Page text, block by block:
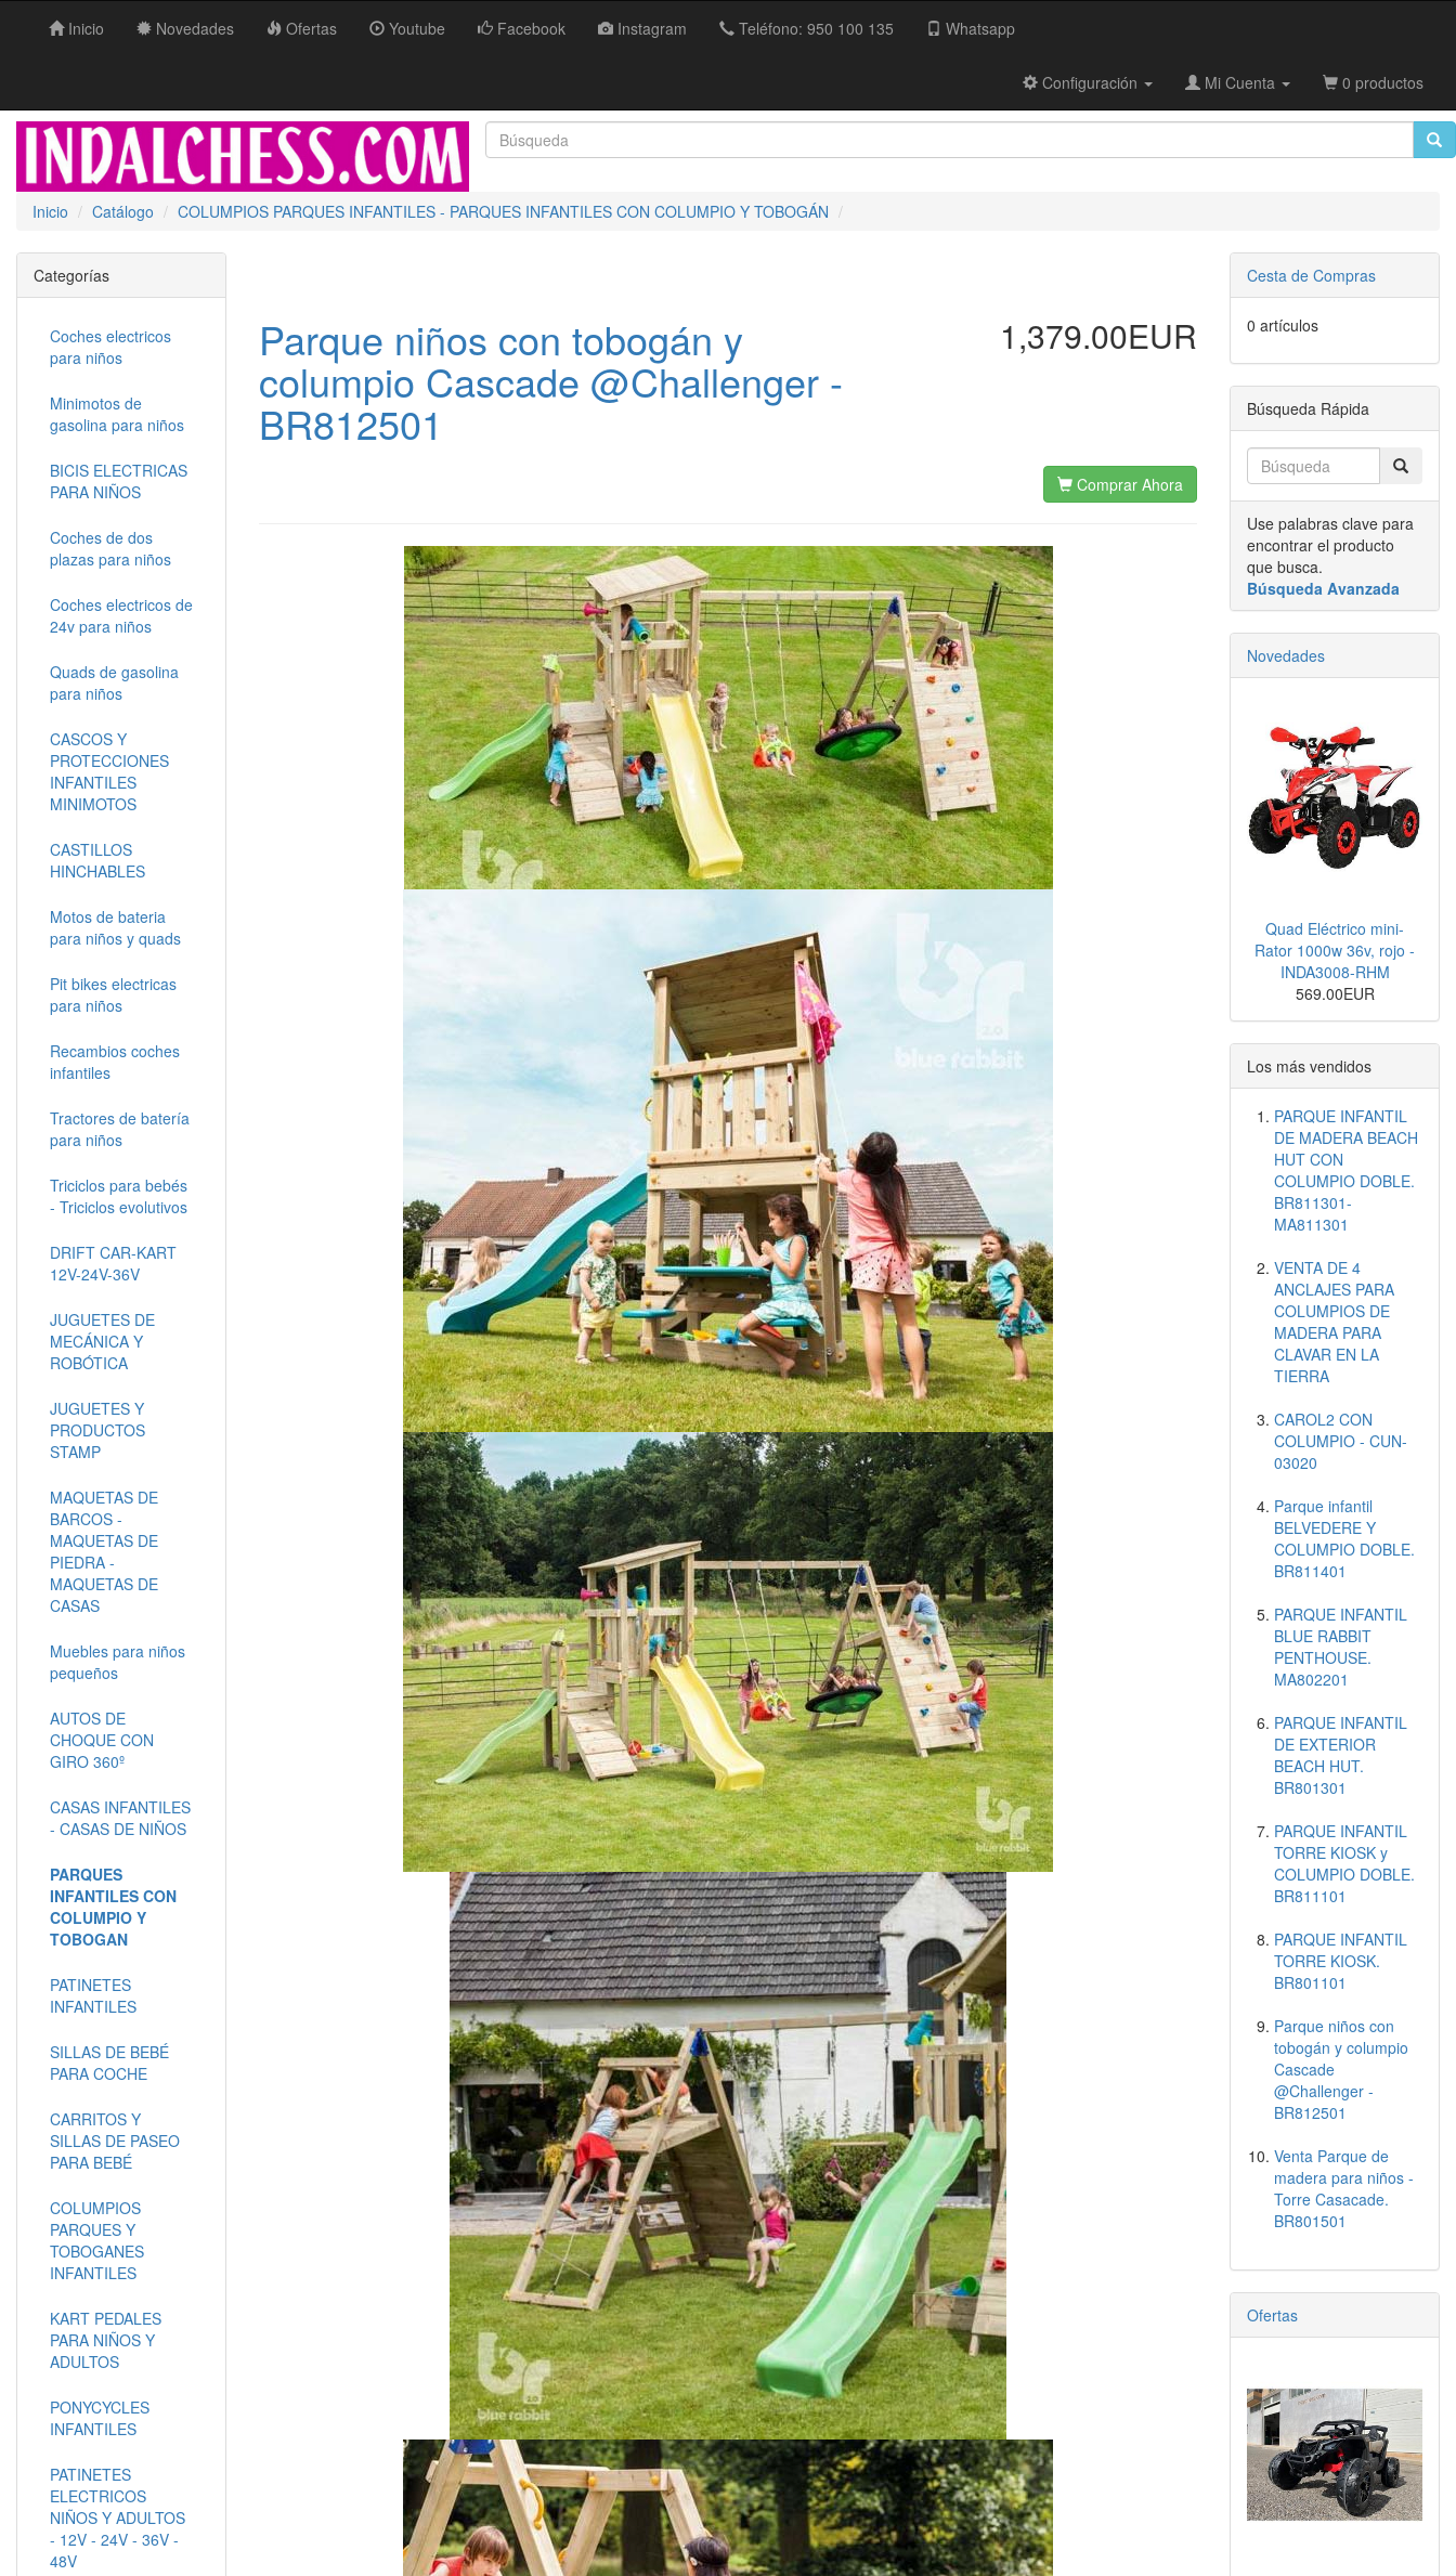
Inicio Novedades Ofertas Youtube Facebook Instagram Teléfono: 950 100 135 Whatsapp
Configuración Mi Cuenta 0 productos
Inicio Catálogo COLUMPIOS PARQUES INFANTILES - PARQUES INFANTILES CON COLUMPIO Y TOBOGÁN
Parque niños con tobogán y
columpio Cascade @Challenger -
BR812501
1,379.00EUR
Comprar Ahora
Categorías
Coches electricos
para niños
Minimotos de
gasolina para niños
BICIS ELECTRICAS
PARA NIÑOS
Coches de dos
plazas para niños
Coches electricos de
24v para niños
Quads de gasolina
para niños
CASCOS Y
PROTECCIONES
INFANTILES
MINIMOTOS
CASTILLOS
HINCHABLES
Motos de bateria
para niños y quads
Pit bikes electricas
para niños
Recambios coches
infantiles
Tractores de batería
para niños
Triciclos para bebés
- Triciclos evolutivos
DRIFT CAR-KART
12V-24V-36V
JUGUETES DE
MECÁNICA Y
ROBÓTICA
JUGUETES Y
PRODUCTOS
STAMP
MAQUETAS DE
BARCOS -
MAQUETAS DE
PIEDRA -
MAQUETAS DE
CASAS
Muebles para niños
pequeños
AUTOS DE
CHOQUE CON
GIRO 360º
CASAS INFANTILES
- CASAS DE NIÑOS
PARQUES
INFANTILES CON
COLUMPIO Y
TOBOGAN
PATINETES
INFANTILES
SILLAS DE BEBÉ
PARA COCHE
CARRITOS Y
SILLAS DE PASEO
PARA BEBÉ
COLUMPIOS
PARQUES Y
TOBOGANES
INFANTILES
KART PEDALES
PARA NIÑOS Y
ADULTOS
PONYCYCLES
INFANTILES
PATINETES
ELECTRICOS
NIÑOS Y ADULTOS
- 12V - 24V - 36V -
48V
Cesta de Compras
0 artículos
Búsqueda Rápida
Use palabras clave para
encontrar el producto
que busca.
Búsqueda Avanzada
Novedades
Quad Eléctrico mini-
Rator 1000w 36v, rojo -
INDA3008-RHM
569.00EUR
Los más vendidos
PARQUE INFANTIL
DE MADERA BEACH
HUT CON
COLUMPIO DOBLE.
BR811301-
MA811301
VENTA DE 4
ANCLAJES PARA
COLUMPIOS DE
MADERA PARA
CLAVAR EN LA
TIERRA
CAROL2 CON
COLUMPIO - CUN-
03020
Parque infantil
BELVEDERE Y
COLUMPIO DOBLE.
BR811401
PARQUE INFANTIL
BLUE RABBIT
PENTHOUSE.
MA802201
PARQUE INFANTIL
DE EXTERIOR
BEACH HUT.
BR801301
PARQUE INFANTIL
TORRE KIOSK y
COLUMPIO DOBLE.
BR811101
PARQUE INFANTIL
TORRE KIOSK.
BR801101
Parque niños con
tobogán y columpio
Cascade
@Challenger -
BR812501
Venta Parque de
madera para niños -
Torre Casacade.
BR801501
Ofertas